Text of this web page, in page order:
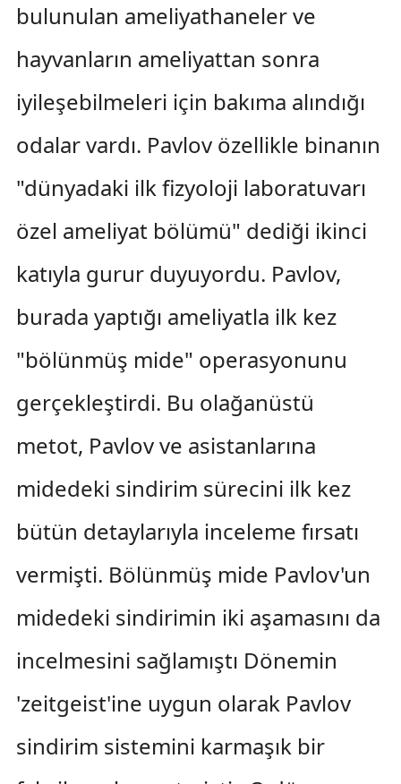
bulunulan ameliyathaneler ve
hayvanların ameliyattan sonra
iyileşebilmeleri için bakıma alındığı
odalar vardı. Pavlov özellikle binanın
"dünyadaki ilk fizyoloji laboratuvarı
özel ameliyat bölümü" dediği ikinci
katıyla gurur duyuyordu. Pavlov,
burada yaptığı ameliyatla ilk kez
"bölünmüş mide" operasyonunu
gerçekleştirdi. Bu olağanüstü
metot, Pavlov ve asistanlarına
midedeki sindirim sürecini ilk kez
bütün detaylarıyla inceleme fırsatı
vermişti. Bölünmüş mide Pavlov'un
midedeki sindirimin iki aşamasını da
incelmesini sağlamıştı Dönemin
'zeitgeist'ine uygun olarak Pavlov
sindirim sistemini karmaşık bir